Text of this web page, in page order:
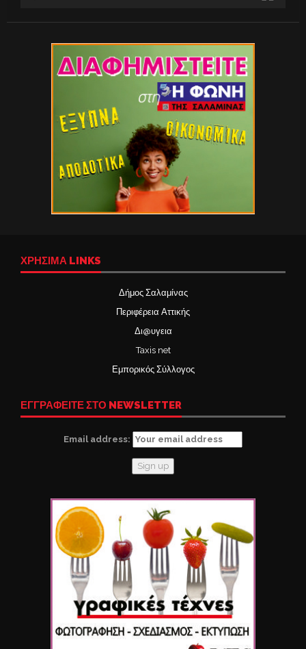
ΧΡΉΣΙΜΑ LINKS
Δήμος Σαλαμίνας
Περιφέρεια Αττικής
Δι@υγεια
Taxis net
Εμπορικός Σύλλογος
ΕΓΓΡΑΦΕΙΤΕ ΣΤΟ NEWSLETTER
Email address: